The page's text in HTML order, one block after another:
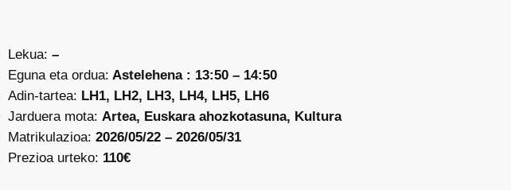
Lekua: –
Eguna eta ordua: Astelehena : 13:50 – 14:50
Adin-tartea: LH1, LH2, LH3, LH4, LH5, LH6
Jarduera mota: Artea, Euskara ahozkotasuna, Kultura
Matrikulazioa: 2026/05/22 – 2026/05/31
Prezioa urteko: 110€